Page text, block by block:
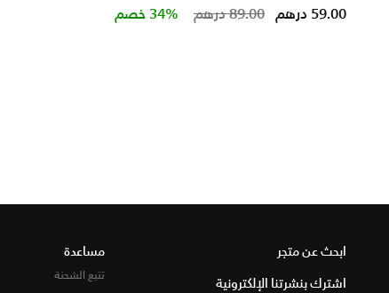
Price reduced from
89.00 درهم to 59.00 درهم 34% خصم
ابحث عن متجر
اشترك بنشرتنا الإلكترونية
مساعدة
تتبع الشحنة